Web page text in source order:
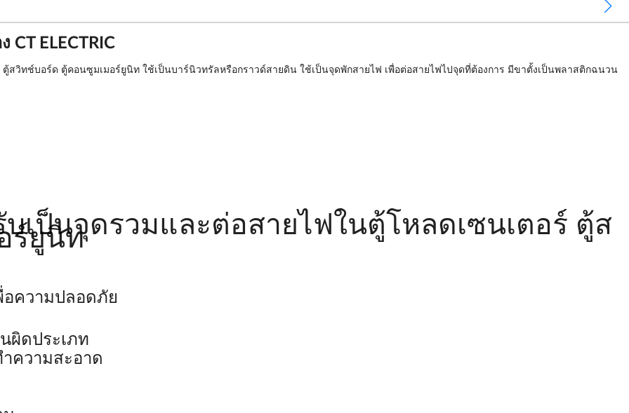
ELECTRIC
สวิทช์บอร์ด ตู้คอนซูมเมอร์ยูนิท ใช้เป็นบาร์นิวทรัลหรือกราวด์สายดิน ใช้เป็นจุดพักสายไฟ เพื่อต่อสายไฟไปจุดที่ต้องการ มีขาตั้งเป็นพลาสติกฉนวน
เป็นจุดรวมและต่อสายไฟในตู้โหลดเซนเตอร์ ตู้ส
ร์ยูนิท
ความปลอดภัย
ผิดประเภท
ความสะอาด